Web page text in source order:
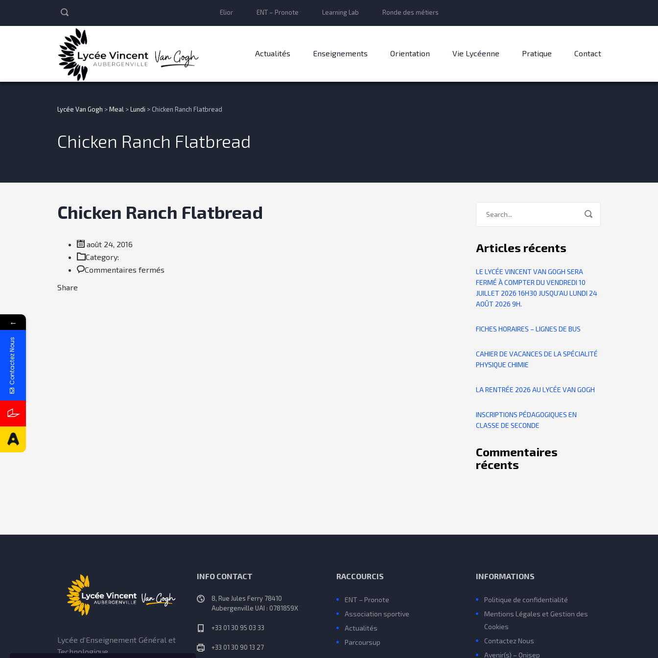
Elior ENT – Pronote Learning Lab Ronde des métiers
Actualités Enseignements Orientation Vie Lycéenne Pratique Contact
Lycée Van Gogh >Meal >Lundi > Chicken Ranch Flatbread
Chicken Ranch Flatbread
Chicken Ranch Flatbread
août 24, 2016
Category:
Commentaires fermés
Share
Articles récents
LE LYCÉE VINCENT VAN GOGH SERA
FERMÉ À COMPTER DU VENDREDI 10
JUILLET 2026 16H30 JUSQU’AU LUNDI 24
AOÛT 2026 9H.
FICHES HORAIRES – LIGNES DE BUS
CAHIER DE VACANCES DE LA SPÉCIALITÉ
PHYSIQUE CHIMIE
LA RENTRÉE 2026 AU LYCÉE VAN GOGH
INSCRIPTIONS PÉDAGOGIQUES EN
CLASSE DE SECONDE
Commentaires
récents
Lycée d’Enseignement Général et
Technologique
INFO CONTACT
8, Rue Jules Ferry 78410
Aubergenville UAI : 0781859X
+33 01 30 95 03 33
+33 01 30 90 13 27
RACCOURCIS
ENT – Pronote
Association sportive
Actualités
Parcoursup
INFORMATIONS
Politique de confidentialité
Mentions Légales et Gestion des
Cookies
Contactez Nous
Avenir(s) – Onisep
←
Contactez Nous